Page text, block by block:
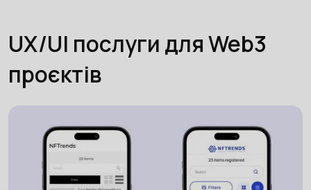
UX/UI послуги для Web3
проєктів